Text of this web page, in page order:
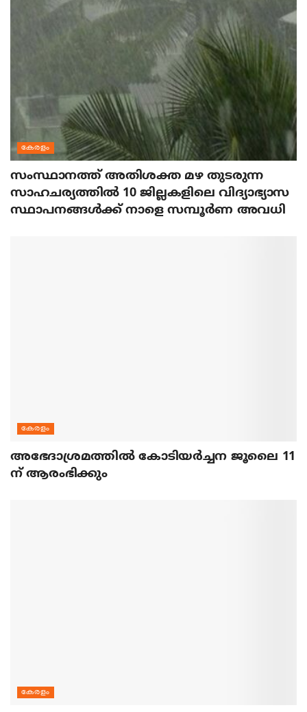
കേരളം
സംസ്ഥാനത്ത് അതിശക്ത മഴ തുടരുന്ന
സാഹചര്യത്തിൽ 10 ജില്ലകളിലെ വിദ്യാഭ്യാസ
സ്ഥാപനങ്ങൾക്ക് നാളെ സമ്പൂർണ അവധി
കേരളം
അഭേദാശ്രമത്തില്‍ കോടിയര്‍ച്ചന ജൂലൈ 11
ന് ആരംഭിക്കും
കേരളം